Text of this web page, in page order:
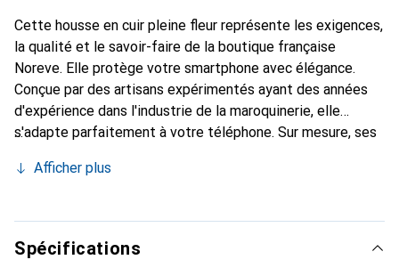
Cette housse en cuir pleine fleur représente les exigences,
la qualité et le savoir-faire de la boutique française
Noreve. Elle protège votre smartphone avec élégance.
Conçue par des artisans expérimentés ayant des années
d'expérience dans l'industrie de la maroquinerie, elle
s'adapte parfaitement à votre téléphone. Sur mesure, ses
Elle devient l'accessoire chic et indispensable pour votre
produits de haute qualité, la marque Noreve est un choix
fiable pour une clientèle exigeante.
Afficher plus
Spécifications